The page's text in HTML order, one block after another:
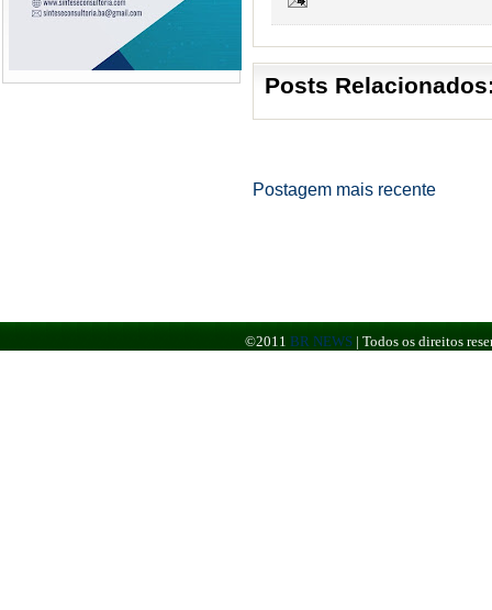
Posts
Postagem mais recente
©2011 BR NEWS | Todos os direitos